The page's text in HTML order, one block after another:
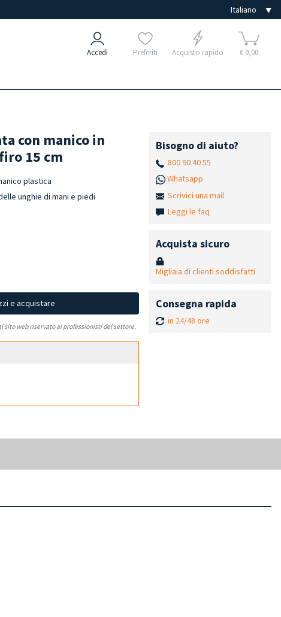
Accedi Preferiti Acquisto rapido € 0,00
con manico in
15 cm
plastica
unghie di mani e piedi
e acquistare
sito web riservato ai professionisti del settore.
Bisogno di aiuto?
800 90 40 55
Whatsapp
Scrivici una mail
Leggi le faq
Acquista sicuro
Migliaia di clienti soddisfatti
Consegna rapida
in 24/48 ore